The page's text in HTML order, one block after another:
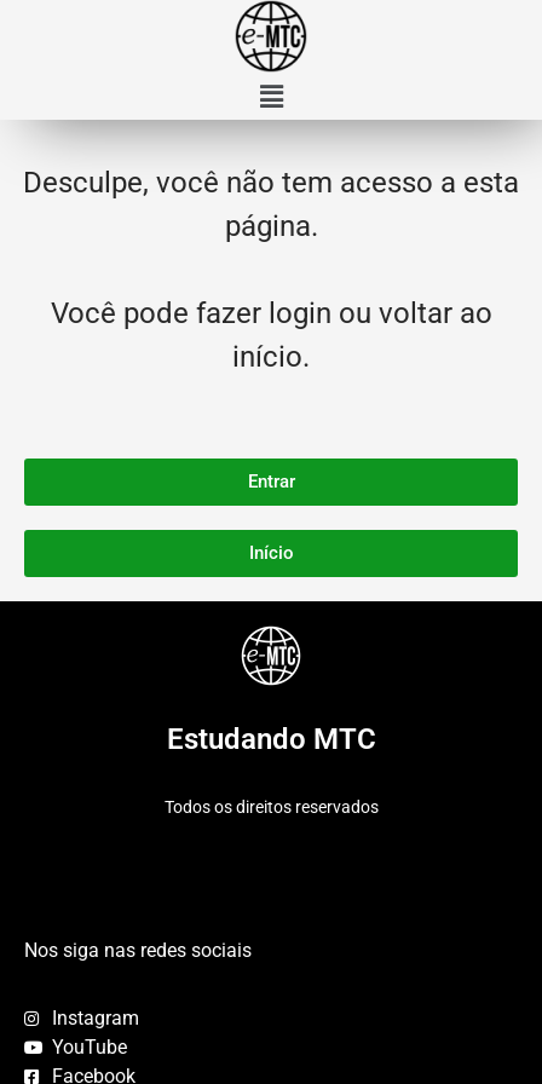
Desculpe, você não tem acesso a esta
página.
Você pode fazer login ou voltar ao
início.
Entrar
Início
Estudando MTC
Todos os direitos reservados
Nos siga nas redes sociais
Instagram
YouTube
Facebook